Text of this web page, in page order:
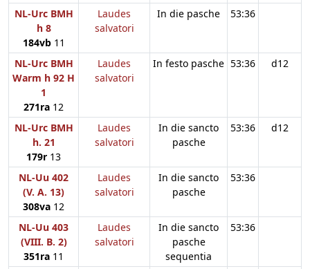
NL-Urc BMH
h 8
184vb11
Laudes
salvatori
In die pasche 53:36
NL-Urc BMH
Warm h 92 H
1
271ra 12
Laudes
salvatori
In festo pasche 53:36 d12
NL-Urc BMH
h. 21
179r 13
Laudes
salvatori
In die sancto
pasche
53:36 d12
NL-Uu 402
(V. A. 13)
308va 12
Laudes
salvatori
In die sancto
pasche
53:36
NL-Uu 403
(VIII. B. 2)
351ra 11
Laudes
salvatori
In die sancto
pasche
sequentia
53:36